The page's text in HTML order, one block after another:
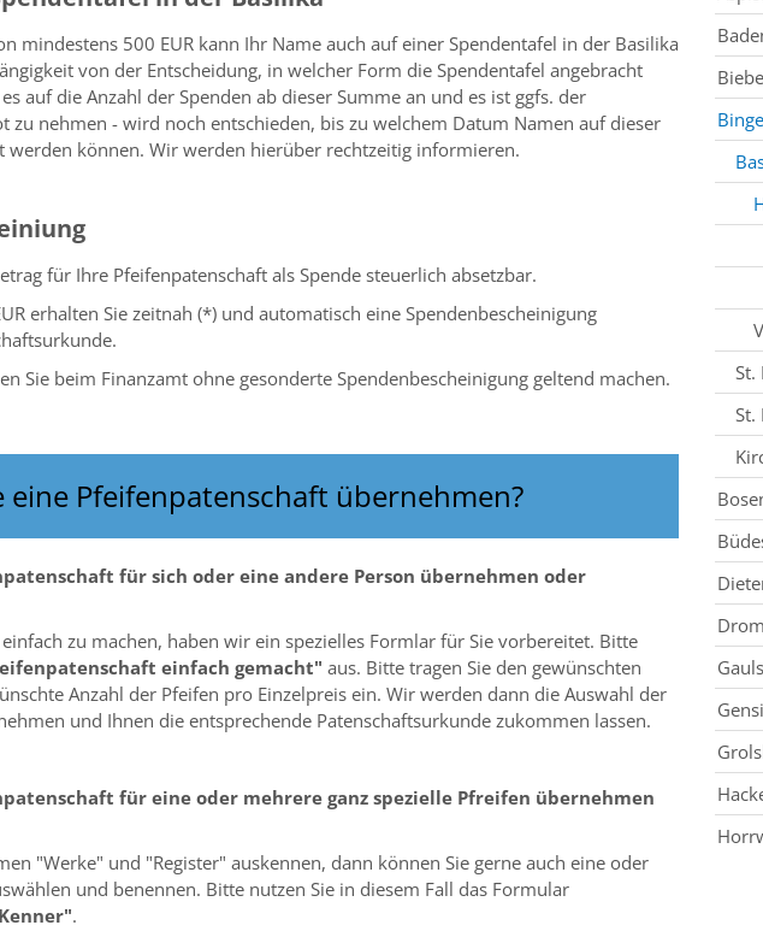
mindestens 500 EUR kann Ihr Name auch auf einer Spendentafel in der Basilika
von der Entscheidung, in welcher Form die Spendentafel angebracht
auf die Anzahl der Spenden ab dieser Summe an und es ist ggfs. der
zu nehmen - wird noch entschieden, bis zu welchem Datum Namen auf dieser
werden können. Wir werden hierüber rechtzeitig informieren.
für Ihre Pfeifenpatenschaft als Spende steuerlich absetzbar.
erhalten Sie zeitnah (*) und automatisch eine Spendenbescheinigung
Sie beim Finanzamt ohne gesonderte Spendenbescheinigung geltend machen.
eine Pfeifenpatenschaft übernehmen?
für sich oder eine andere Person übernehmen oder
zu machen, haben wir ein spezielles Formlar für Sie vorbereitet. Bitte
einfach gemacht" aus. Bitte tragen Sie den gewünschten
Anzahl der Pfeifen pro Einzelpreis ein. Wir werden dann die Auswahl der
und Ihnen die entsprechende Patenschaftsurkunde zukommen lassen.
für eine oder mehrere ganz spezielle Pfreifen übernehmen
"Werke" und "Register" auskennen, dann können Sie gerne auch eine oder
und benennen. Bitte nutzen Sie in diesem Fall das Formular
.
St.
St.